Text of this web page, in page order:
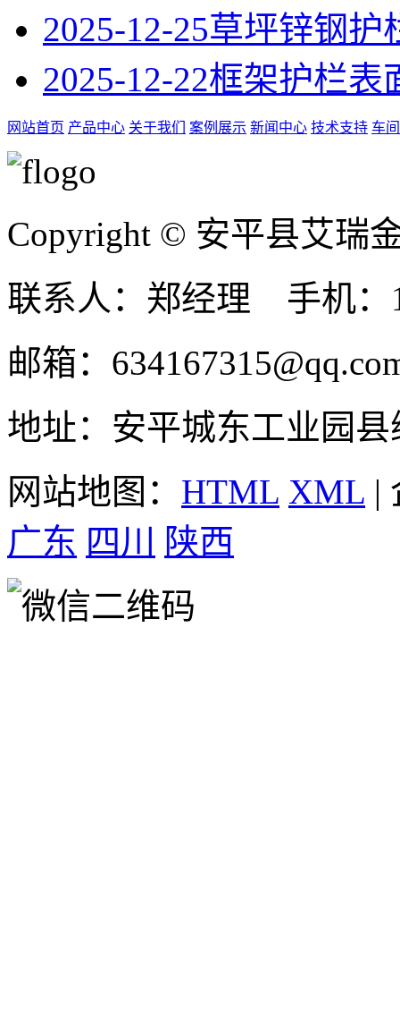
2025-12-25草坪锌钢护
2025-12-22框架护栏表
网站首页 产品中心 关于我们 案例展示 新闻中心 技术支持 车
Copyright © 安平县艾瑞
联系人：郑经理 手机：
邮箱：
地址：安平城东工业园县
网站地图： HTML XML |
广东 四川 陕西